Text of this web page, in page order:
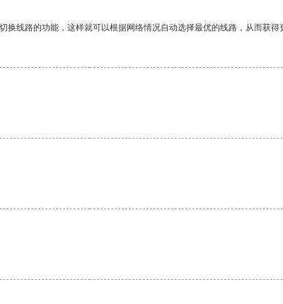
线路的功能，这样就可以根据网络情况自动选择最优的线路，从而获得